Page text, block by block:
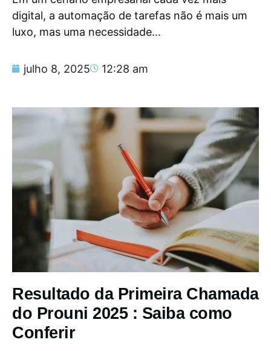
digital, a automação de tarefas não é mais um
luxo, mas uma necessidade...
julho 8, 2025 12:28 am
Resultado da Primeira Chamada
do Prouni 2025 : Saiba como
Conferir